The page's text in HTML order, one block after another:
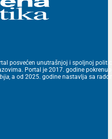
posvećen unutrašnjoj i spoljnoj
Portal je 2017. godine
, a od 2025. godine nastavlja sa